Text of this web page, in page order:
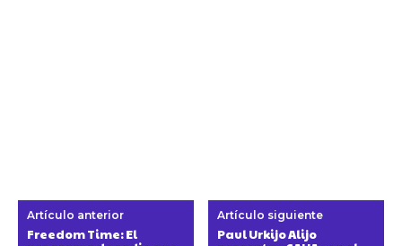
Artículo anterior
Freedom Time: El
Artículo siguiente
Paul Urkijo Alijo